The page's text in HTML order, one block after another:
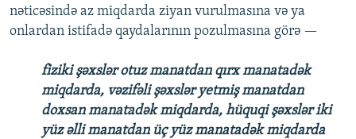
nəticəsində az miqdarda ziyan vurulmasına və ya
onlardan istifadə qaydalarının pozulmasına görə —
fiziki şəxslər otuz manatdan qırx manatadək
miqdarda, vəzifəli şəxslər yetmiş manatdan
doxsan manatadək miqdarda, hüquqi şəxslər iki
yüz əlli manatdan üç yüz manatadək miqdarda